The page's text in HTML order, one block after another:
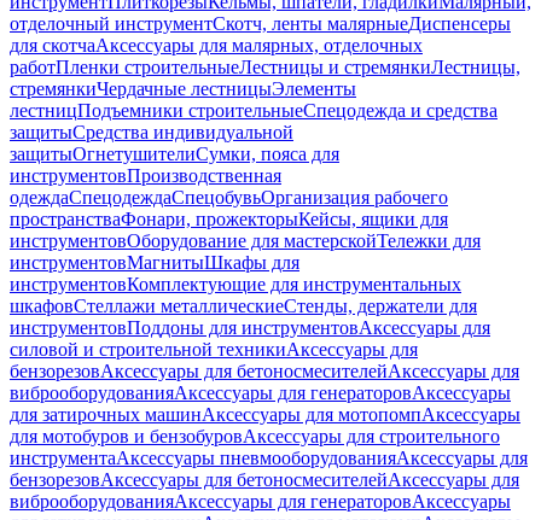
отделочный инструментСкотч, ленты малярныеДиспенсеры
для скотчаАксессуары для малярных, отделочных
работПленки строительныеЛестницы и стремянкиЛестницы,
стремянкиЧердачные лестницыЭлементы
лестницПодъемники строительныеСпецодежда и средства
защитыСредства индивидуальной
защитыОгнетушителиСумки, пояса для
инструментовПроизводственная
одеждаСпецодеждаСпецобувьОрганизация рабочего
пространстваФонари, прожекторыКейсы, ящики для
инструментовОборудование для мастерскойТележки для
инструментовМагнитыШкафы для
инструментовКомплектующие для инструментальных
шкафовСтеллажи металлическиеСтенды, держатели для
инструментовПоддоны для инструментовАксессуары для
силовой и строительной техникиАксессуары для
бензорезовАксессуары для бетоносмесителейАксессуары для
виброоборудованияАксессуары для генераторовАксессуары
для затирочных машинАксессуары для мотопомпАксессуары
для мотобуров и бензобуровАксессуары для строительного
инструментаАксессуары пневмооборудованияАксессуары для
бензорезовАксессуары для бетоносмесителейАксессуары для
виброоборудованияАксессуары для генераторовАксессуары